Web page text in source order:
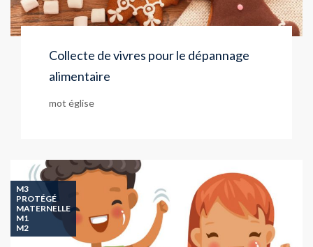
Collecte de vivres pour le dépannage
alimentaire
mot église
M3
PROTÉGÉ
MATERNELLE
M1
M2